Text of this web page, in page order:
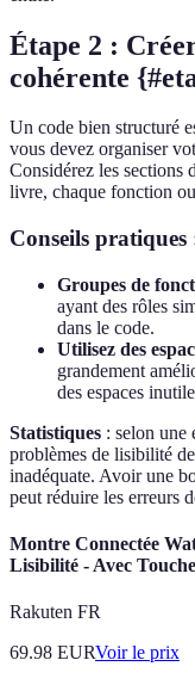
Étape 2 :
cohérente
Un code bien structuré
vous devez organiser
Considérez les sections
livre, chaque fonction
Conseils pratiques
Groupes de
ayant des rôles
dans le code.
Utilisez des
grandement
des espaces
Statistiques : selon une
problèmes de lisibilité
inadéquate. Avoir une
peut réduire les erreurs
Montre Connectée
Lisibilité - Avec
Rakuten FR
69.98 EURVoir le prix